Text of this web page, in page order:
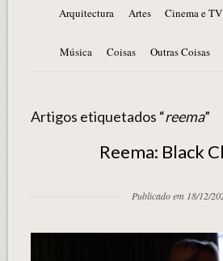
Arquitectura Artes Cinema e TV
Música Coisas Outras Coisas
Artigos etiquetados “reema”
Reema: Black
Publicado em 18/12/